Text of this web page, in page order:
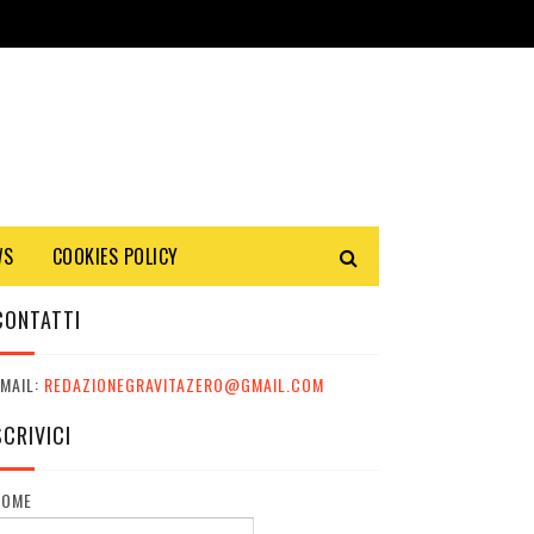
COOKIES POLICY
REDAZIONEGRAVITAZERO@GMAIL.COM